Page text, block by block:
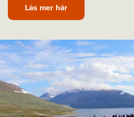
Läs mer här